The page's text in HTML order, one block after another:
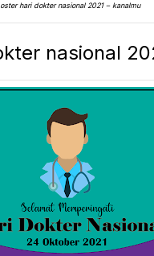
hari dokter nasional 2021 – kanalmu
nasional